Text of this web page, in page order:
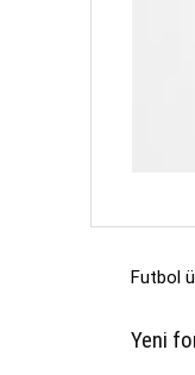
Futbol
Yeni